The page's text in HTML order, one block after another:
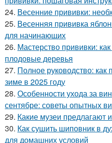
24. Весенние прививки:
25. Весенняя прививка
для начинающих
26. Мастерство прививки:
плодовые деревья
27. Полное руководство: как
зиме в 2025 году
28. Особенности ухода за
сентябре: советы опытных
29. Какие музеи предлагают
30. Как сушить шиповник в
для домашних условий